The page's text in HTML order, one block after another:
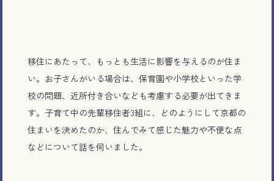
移住にあたって、もっとも生活に影響を与えるのが住ま
い。お子さんがいる場合は、保育園や小学校といった学
校の問題、近所付き合いなども考慮する必要が出てきま
す。子育て中の先輩移住者3組に、どのようにして京都の
住まいを決めたのか、住んでみて感じた魅力や不便な点
などについて話を伺いました。